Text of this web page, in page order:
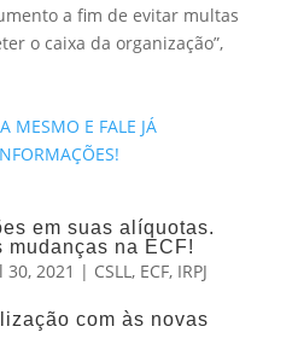
a fim de evitar multas
o caixa da organização”,
MESMO E FALE JÁ
em suas alíquotas.
mudanças na ECF!
30, 2021 | CSLL, ECF, IRPJ
com às novas